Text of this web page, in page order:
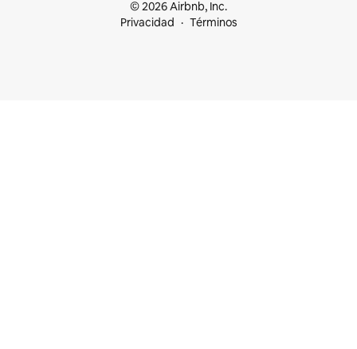
© 2026 Airbnb, Inc.
Privacidad
Términos